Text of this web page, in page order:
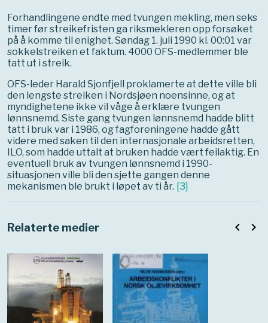
Forhandlingene endte med tvungen mekling, men seks
timer før streikefristen ga riksmekleren opp forsøket
på å komme til enighet. Søndag 1. juli 1990 kl. 00:01 var
sokkelstreiken et faktum. 4000 OFS-medlemmer ble
tatt ut i streik.
OFS-leder Harald Sjonfjell proklamerte at dette ville bli
den lengste streiken i Nordsjøen noensinne, og at
myndighetene ikke vil våge å erklære tvungen
lønnsnemd. Siste gang tvungen lønnsnemd hadde blitt
tatt i bruk var i 1986, og fagforeningene hadde gått
videre med saken til den internasjonale arbeidsretten,
ILO, som hadde uttalt at bruken hadde vært feilaktig. En
eventuell bruk av tvungen lønnsnemd i 1990-
situasjonen ville bli den sjette gangen denne
mekanismen ble brukt i løpet av ti år. [3]
Relaterte medier navigate_before navigate_next